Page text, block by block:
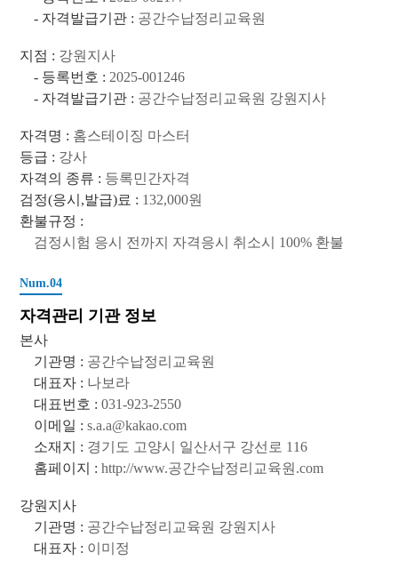
- 자격발급기관 : 공간수납정리교육원
지점 : 강원지사
- 등록번호 : 2025-001246
- 자격발급기관 : 공간수납정리교육원 강원지사
자격명 : 홈스테이징 마스터
등급 : 강사
자격의 종류 : 등록민간자격
검정(응시,발급)료 : 132,000원
환불규정 :
검정시험 응시 전까지 자격응시 취소시 100% 환불
Num.04
자격관리 기관 정보
본사
기관명 : 공간수납정리교육원
대표자 : 나보라
대표번호 :031-923-2550
이메일 :s.a.a@kakao.com
소재지 : 경기도 고양시 일산서구 강선로 116
홈페이지 :http://www.공간수납정리교육원.com
강원지사
기관명 : 공간수납정리교육원 강원지사
대표자 : 이미정